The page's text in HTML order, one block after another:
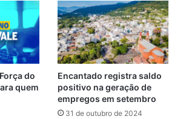
do
quem
Encantado registra saldo
positivo na geração de
empregos em setembro
31 de outubro de 2024